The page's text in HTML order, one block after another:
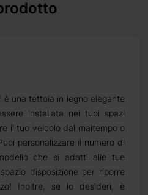
è una tettoia in legno elegante
installata nei tuoi spazi
il tuo veicolo dal maltempo o
personalizzare il numero di
che si adatti alle tue
disposizione per riporre
Inoltre, se lo desideri, è